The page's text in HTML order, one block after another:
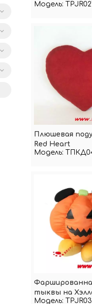
торта на день
Модель:
Плюшевая
Red Heart
Модель:
тыквы на
Модель: